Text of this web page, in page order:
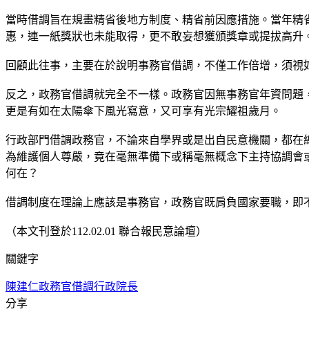
當時借調旨在規畫精省後地方制度、精省前因應措施。當年
惠，連一紙獎狀也未能取得，更不敢妄想獲頒獎章或提拔高升
回顧此往事，主要在於說明事務官借調，不僅工作倍增，須
反之，政務官借調就完全不一樣。政務官因無事務官年資問
更是有如在太陽傘下風光寫意，又可享有光宗耀祖歲月。
行政部門借調政務官，不論來自學界或是出自民意機關，都
為維護個人尊嚴，竟在毫無準備下或稱毫無概念下主持協調
何在？
借調制度在理論上應該是事務官，政務官既肩負國家要職，
（本文刊登於112.02.01 聯合報民意論壇）
關鍵字
陳建仁政務官借調行政院長
分享